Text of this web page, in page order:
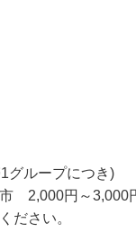
ループにつき)
市 2,000円～
ださい。